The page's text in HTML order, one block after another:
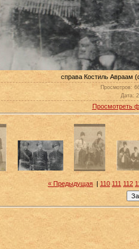
справа Костиль Авраам
Просмотров:
Дата:
Просмотреть
« Предыдущая | 110 111 112